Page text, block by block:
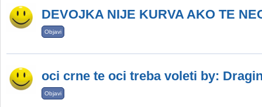
DEVOJKA NIJE KURVA AKO TE
Objavi
oci crne te oci treba voleti by:
Objavi